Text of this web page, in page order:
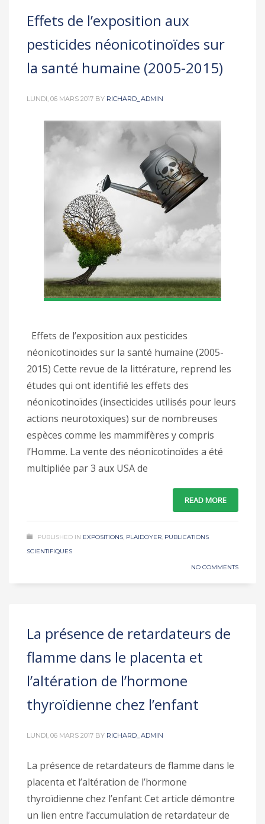
Effets de l’exposition aux
pesticides néonicotinoïdes sur
la santé humaine (2005-2015)
LUNDI, 06 MARS 2017 BY RICHARD_ADMIN
Effets de l’exposition aux pesticides
néonicotinoïdes sur la santé humaine (2005-
2015) Cette revue de la littérature, reprend les
études qui ont identifié les effets des
néonicotinoïdes (insecticides utilisés pour leurs
actions neurotoxiques) sur de nombreuses
espèces comme les mammifères y compris
l’Homme. La vente des néonicotinoïdes a été
multipliée par 3 aux USA de
READ MORE
PUBLISHED IN EXPOSITIONS PLAIDOYER PUBLICATIONS
SCIENTIFIQUES
NO COMMENTS
La présence de retardateurs de
flamme dans le placenta et
l’altération de l’hormone
thyroïdienne chez l’enfant
LUNDI, 06 MARS 2017 BY RICHARD_ADMIN
La présence de retardateurs de flamme dans le
placenta et l’altération de l’hormone
thyroïdienne chez l’enfant Cet article démontre
un lien entre l’accumulation de retardateur de